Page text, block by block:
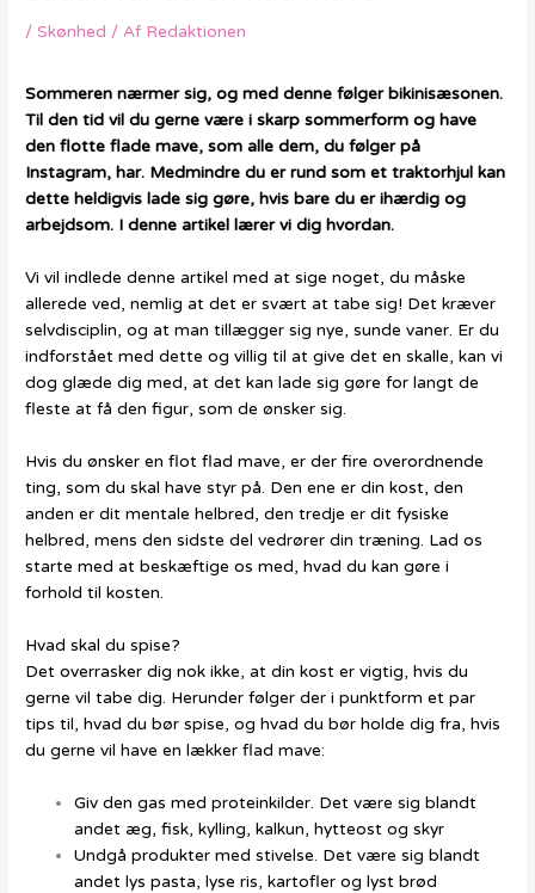
/Skønhed / Af Redaktionen
Sommeren nærmer sig, og med denne følger bikinisæsonen.
Til den tid vil du gerne være i skarp sommerform og have
den flotte flade mave, som alle dem, du følger på
Instagram, har. Medmindre du er rund som et traktorhjul kan
dette heldigvis lade sig gøre, hvis bare du er ihærdig og
arbejdsom. I denne artikel lærer vi dig hvordan.
Vi vil indlede denne artikel med at sige noget, du måske
allerede ved, nemlig at det er svært at tabe sig! Det kræver
selvdisciplin, og at man tillægger sig nye, sunde vaner. Er du
indforstået med dette og villig til at give det en skalle, kan vi
dog glæde dig med, at det kan lade sig gøre for langt de
fleste at få den figur, som de ønsker sig.
Hvis du ønsker en flot flad mave, er der fire overordnende
ting, som du skal have styr på. Den ene er din kost, den
anden er dit mentale helbred, den tredje er dit fysiske
helbred, mens den sidste del vedrører din træning. Lad os
starte med at beskæftige os med, hvad du kan gøre i
forhold til kosten.
Hvad skal du spise?
Det overrasker dig nok ikke, at din kost er vigtig, hvis du
gerne vil tabe dig. Herunder følger der i punktform et par
tips til, hvad du bør spise, og hvad du bør holde dig fra, hvis
du gerne vil have en lækker flad mave:
Giv den gas med proteinkilder. Det være sig blandt
andet æg, fisk, kylling, kalkun, hytteost og skyr
Undgå produkter med stivelse. Det være sig blandt
andet lys pasta, lyse ris, kartofler og lyst brød